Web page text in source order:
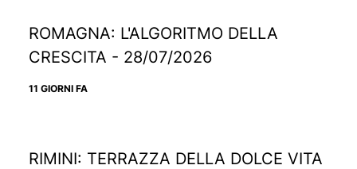
ROMAGNA: L'ALGORITMO DELLA
CRESCITA - 28/07/2026
11 GIORNI FA
RIMINI: TERRAZZA DELLA DOLCE VITA